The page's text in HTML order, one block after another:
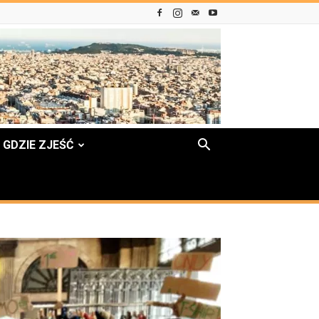
GDZIE ZJEŚĆ